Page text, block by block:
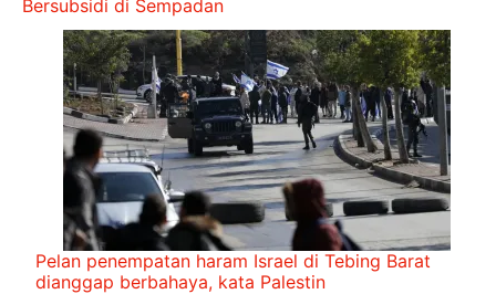
Bersubsidi di Sempadan
Pelan penempatan haram Israel di Tebing Barat
dianggap berbahaya, kata Palestin